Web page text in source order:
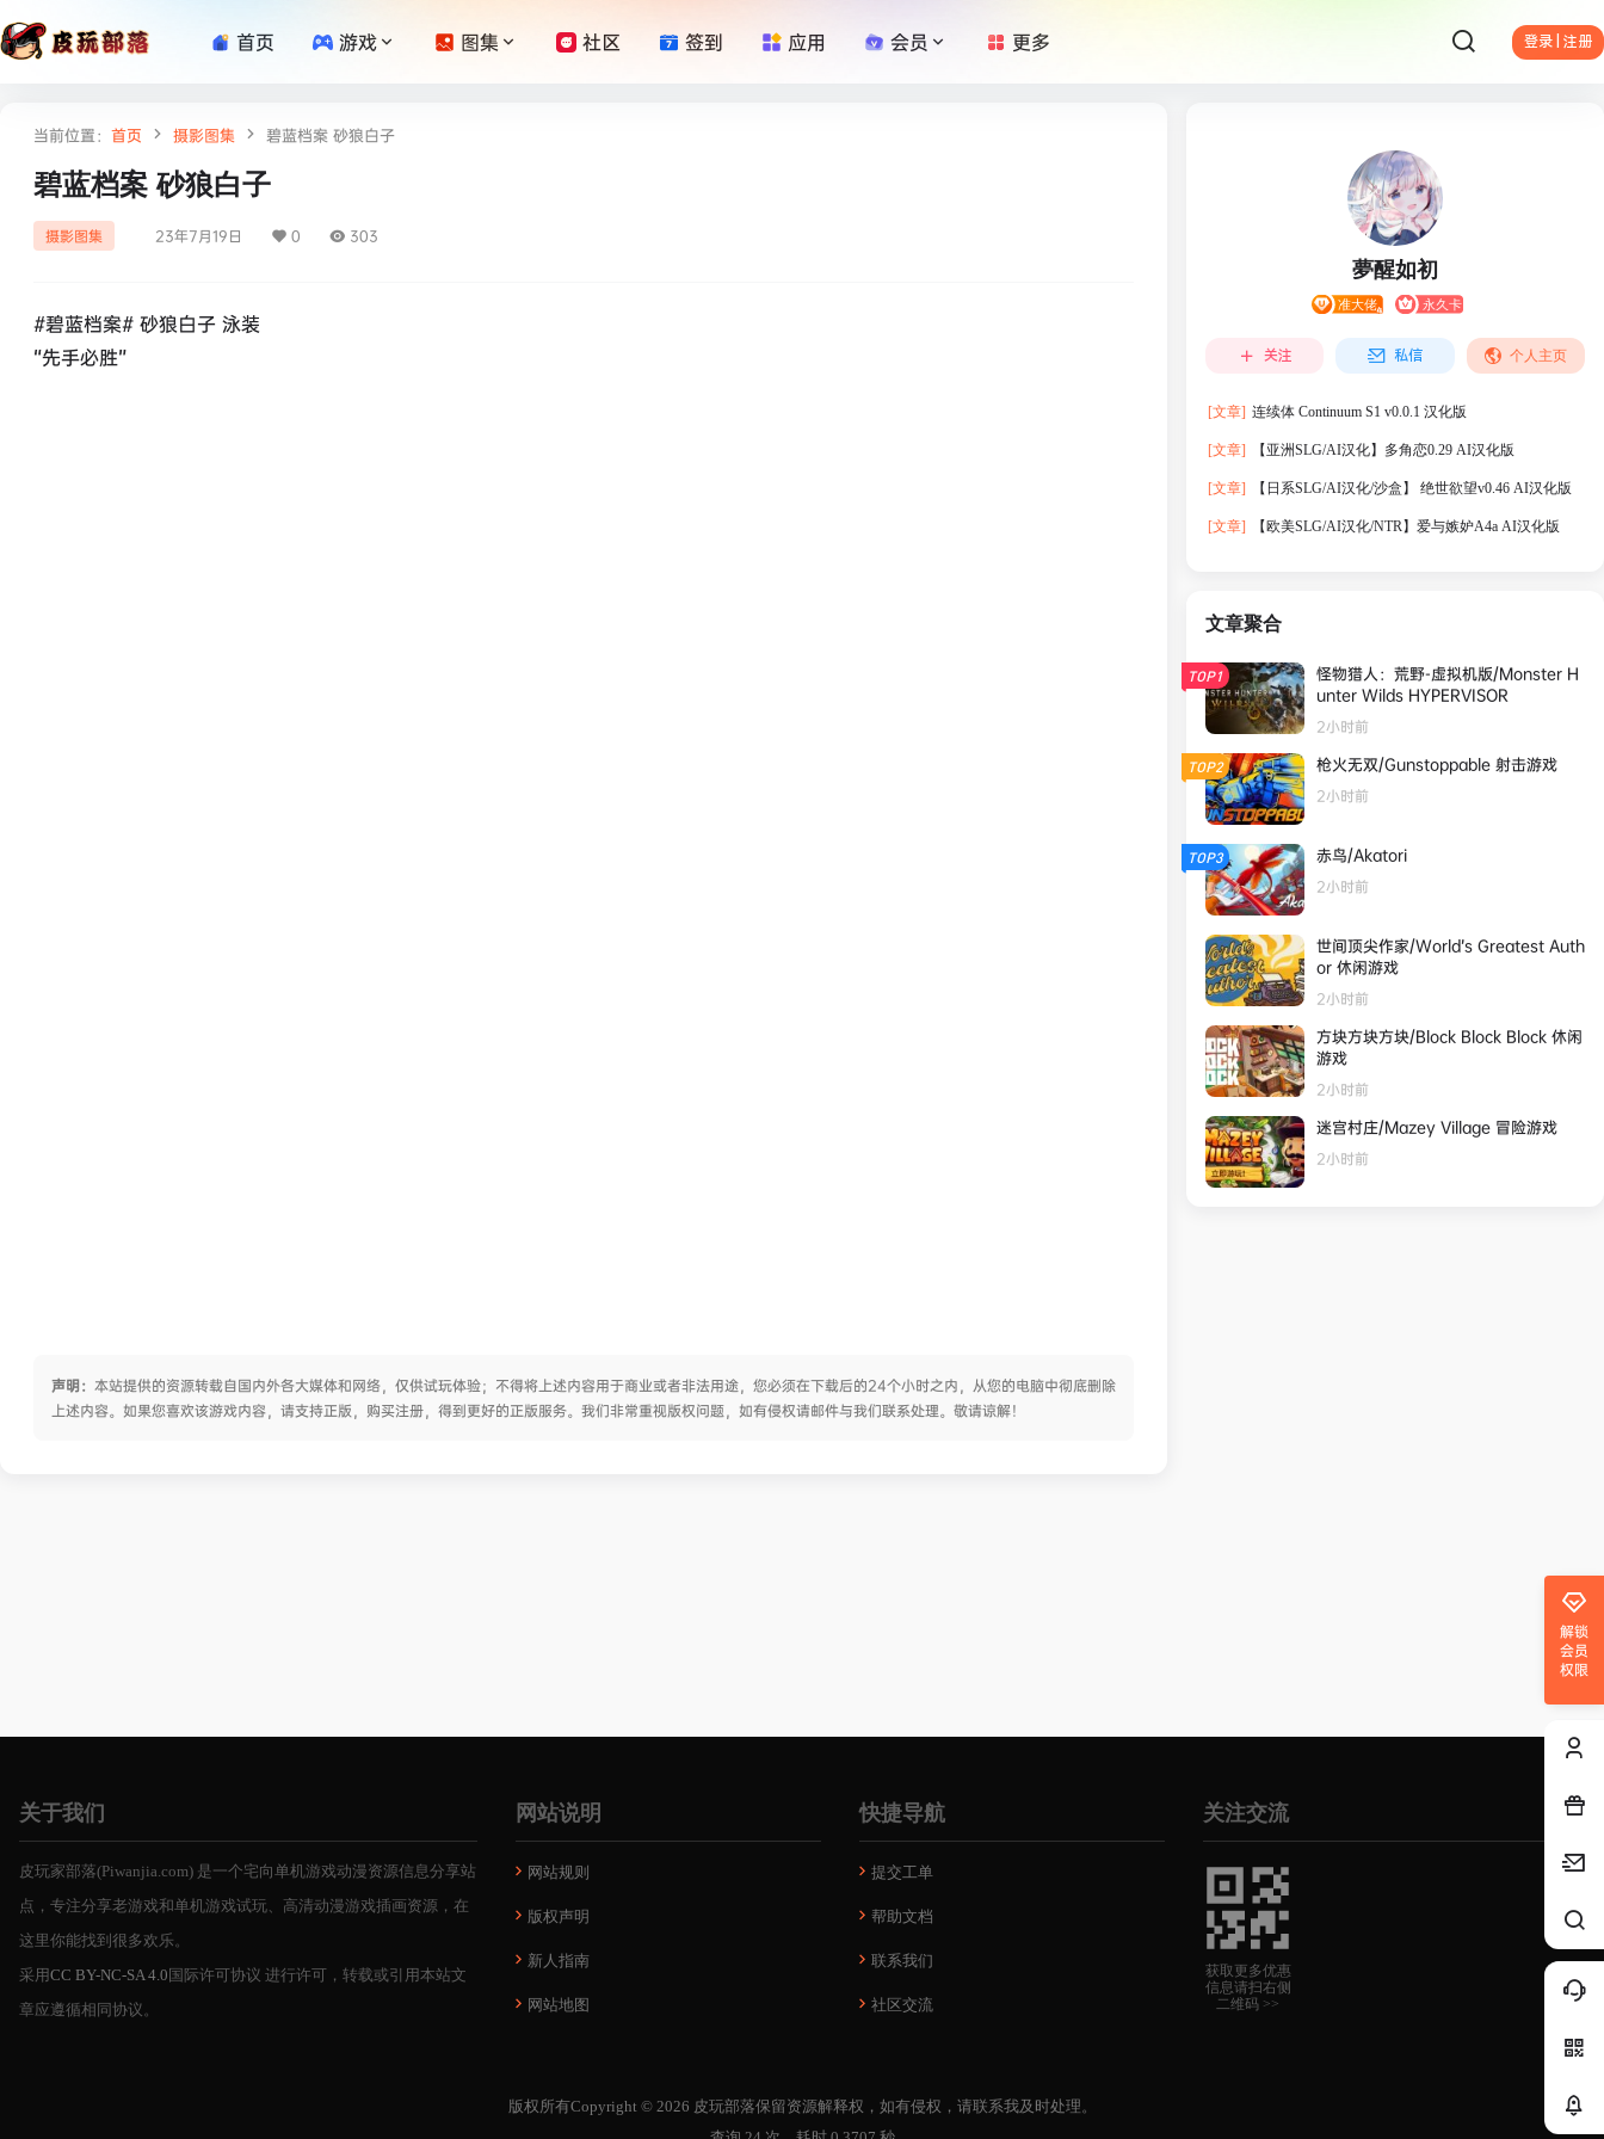
登录 | 注册
首页 游戏 图集 社区 签到 应用 会员 更多
当前位置： 首页 摄影图集 碧蓝档案 砂狼白子
碧蓝档案 砂狼白子
摄影图集 23年7月19日 0 303
#碧蓝档案# 砂狼白子 泳装
“先手必胜”
声明： 本站提供的资源转载自国内外各大媒体和网络，仅供试玩体验；不得将上述内容用于商业或者非法用途，您必须在下载后的24个小时之内，从您的电脑中彻底删除
上述内容。如果您喜欢该游戏内容，请支持正版，购买注册，得到更好的正版服务。我们非常重视版权问题，如有侵权请邮件与我们联系处理。敬请谅解！
夢醒如初
关注 私信 个人主页
[文章] 连续体 Continuum S1 v0.0.1 汉化版
[文章] 【亚洲SLG/AI汉化】多角恋0.29 AI汉化版
[文章] 【日系SLG/AI汉化/沙盒】 绝世欲望v0.46 AI汉化版
[文章] 【欧美SLG/AI汉化/NTR】爱与嫉妒A4a AI汉化版
文章聚合
TOP1
怪物猎人：荒野-虚拟机版/Monster H
unter Wilds HYPERVISOR
2小时前
TOP2 枪火无双/Gunstoppable 射击游戏
2小时前
TOP3 赤鸟/Akatori
2小时前
世间顶尖作家/World’s Greatest Auth
or 休闲游戏
2小时前
方块方块方块/Block Block Block 休闲
游戏
2小时前
迷宫村庄/Mazey Village 冒险游戏
2小时前
解锁
会员
权限
关于我们
皮玩家部落(Piwanjia.com) 是一个宅向单机游戏动漫资源信息分享站
点，专注分享老游戏和单机游戏试玩、高清动漫游戏插画资源，在
这里你能找到很多欢乐。
采用CC BY-NC-SA 4.0 国际许可协议 进行许可，转载或引用本站文
章应遵循相同协议。
网站说明
网站规则
版权声明
新人指南
网站地图
快捷导航
提交工单
帮助文档
联系我们
社区交流
关注交流
获取更多优惠
信息请扫右侧
二维码 >>
版权所有Copyright © 2026 皮玩部落保留资源解释权，如有侵权，请联系我及时处理。